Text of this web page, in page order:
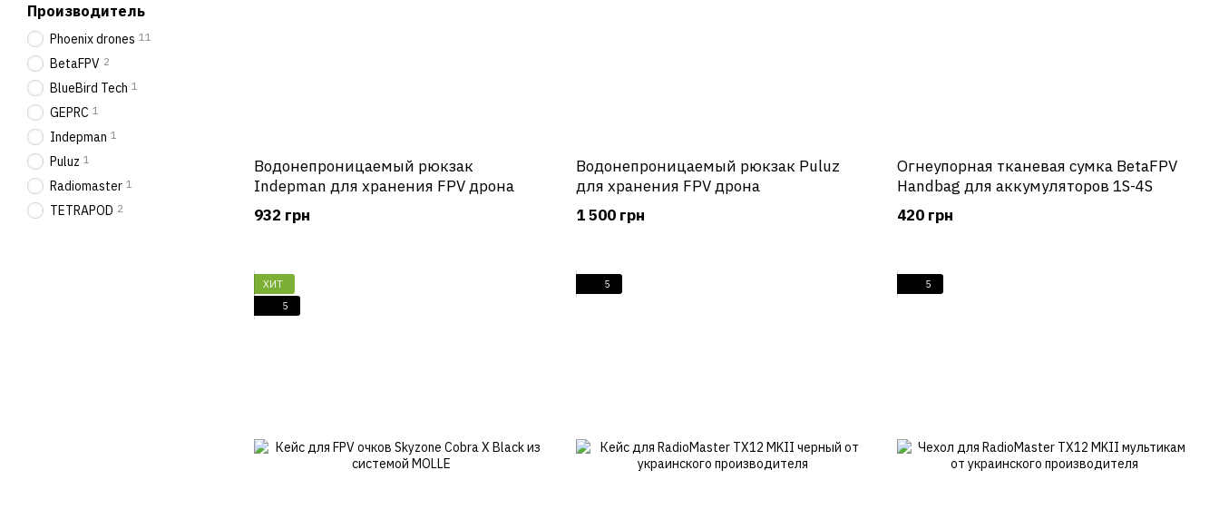
Водонепроницаемый рюкзак
Indepman для хранения FPV дрона
932 грн
Водонепроницаемый рюкзак Puluz
для хранения FPV дрона
1 500 грн
Огнеупорная тканевая сумка BetaFPV
Handbag для аккумуляторов 1S-4S
420 грн
ХИТ
5
5 5
Производитель
Phoenix drones 11
BetaFPV 2
BlueBird Tech 1
GEPRC 1
Indepman 1
Puluz 1
Radiomaster 1
TETRAPOD 2